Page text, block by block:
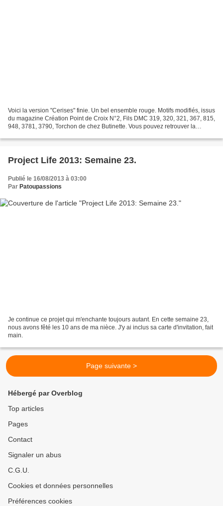
Voici la version "Cerises" finie. Un bel ensemble rouge. Motifs modifiés, issus
du magazine Création Point de Croix N°2, Fils DMC 319, 320, 321, 367, 815,
948, 3781, 3790, Torchon de chez Butinette. Vous pouvez retrouver la
Project Life 2013: Semaine 23.
Publié le 16/08/2013 à 03:00
Par Patoupassions
Je continue ce projet qui m'enchante toujours autant. En cette semaine 23,
nous avons fêté les 10 ans de ma nièce. J'y ai inclus sa carte d'invitation, fait
main.
Page suivante >
Hébergé par Overblog
Top articles
Pages
Contact
Signaler un abus
C.G.U.
Cookies et données personnelles
Préférences cookies